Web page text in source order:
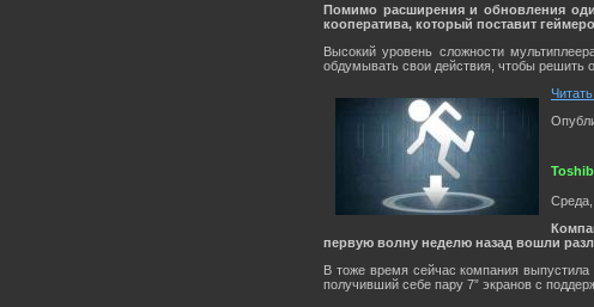
Помимо расширения и обновления
кооператива, который поставит
Высокий уровень сложности
обдумывать свои действия, чтобы решить
Среда,
первую волну неделю назад вошли
В тоже время сейчас компания выпустила
получивший себе пару 7” экранов с